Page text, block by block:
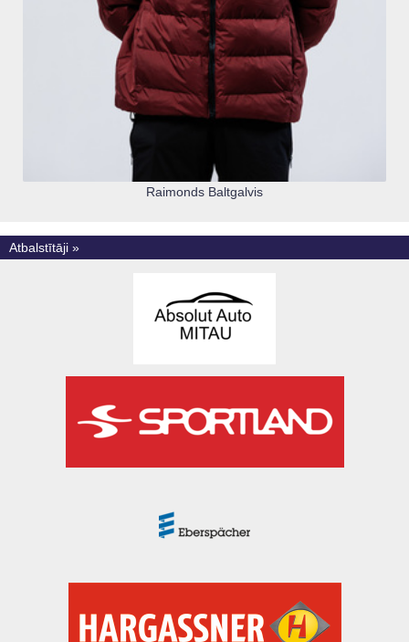
Raimonds Baltgalvis
Atbalstītāji »